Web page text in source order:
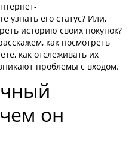
узнать его статус? Или,
историю своих покупок?
как посмотреть
как отслеживать их
проблемы с входом.
он